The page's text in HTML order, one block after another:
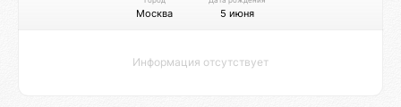
Москва 5 июня
Информация отсутствует